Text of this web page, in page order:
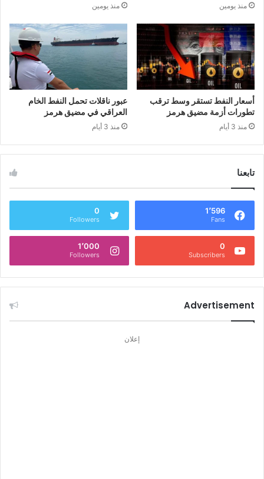
منذ يومين منذ يومين
أسعار النفط تستقر وسط ترقب
تطورات أزمة مضيق هرمز
منذ 3 أيام
عبور ناقلات تحمل النفط الخام
العراقي في مضيق هرمز
منذ 3 أيام
تابعنا
1٬596
Fans
0
Followers
0
Subscribers
1٬000
Followers
Advertisement
إعلان